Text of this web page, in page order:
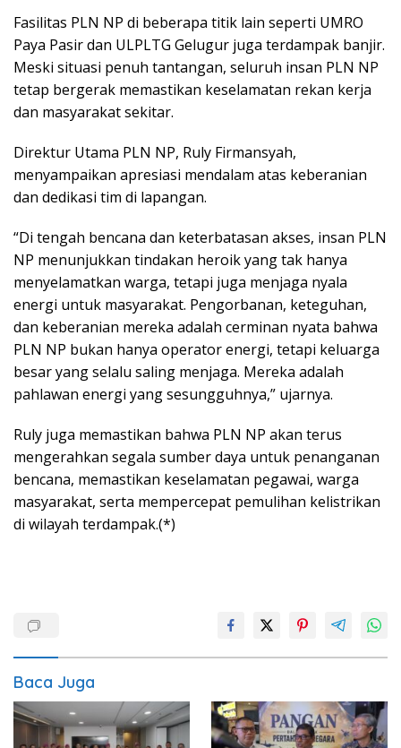
Fasilitas PLN NP di beberapa titik lain seperti UMRO
Paya Pasir dan ULPLTG Gelugur juga terdampak banjir.
Meski situasi penuh tantangan, seluruh insan PLN NP
tetap bergerak memastikan keselamatan rekan kerja
dan masyarakat sekitar.
Direktur Utama PLN NP, Ruly Firmansyah,
menyampaikan apresiasi mendalam atas keberanian
dan dedikasi tim di lapangan.
“Di tengah bencana dan keterbatasan akses, insan PLN
NP menunjukkan tindakan heroik yang tak hanya
menyelamatkan warga, tetapi juga menjaga nyala
energi untuk masyarakat. Pengorbanan, keteguhan,
dan keberanian mereka adalah cerminan nyata bahwa
PLN NP bukan hanya operator energi, tetapi keluarga
besar yang selalu saling menjaga. Mereka adalah
pahlawan energi yang sesungguhnya,” ujarnya.
Ruly juga memastikan bahwa PLN NP akan terus
mengerahkan segala sumber daya untuk penanganan
bencana, memastikan keselamatan pegawai, warga
masyarakat, serta mempercepat pemulihan kelistrikan
di wilayah terdampak.(*)
Baca Juga